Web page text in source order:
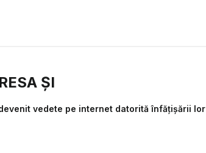
ȘI
vedete pe internet datorită înfățișării lor